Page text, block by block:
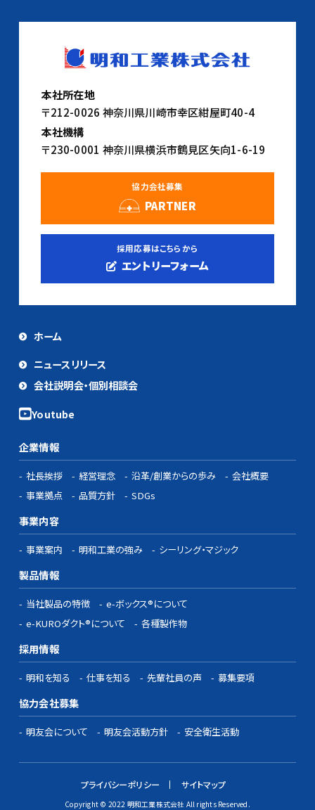
本社所在地
〒212-0026 神奈川県川崎市幸区紺屋町40-4
本社機構
〒230-0001 神奈川県横浜市鶴見区矢向1-6-19
協力会社募集
PARTNER
採用応募はこちらから
エントリーフォーム
ホーム
ニュースリリース
会社説明会・個別相談会
企業情報
社長挨拶 経営理念 沿革/創業からの歩み
会社概要
事業拠点
品質方針 SDGs
事業内容
事業案内 明和工業の強み シーリング・マジック
製品情報
当社製品の特徴
e-ボックス®について
e-KUROダクト®について
各種製作物
採用情報
明和を知る 仕事を知る 先輩社員の声 募集要項
協力会社募集
明友会について 明友会活動方針 安全衛生活動
プライバシーポリシー サイトマップ
Copyright © 2022 明和工業株式会社 All rights Reserved.